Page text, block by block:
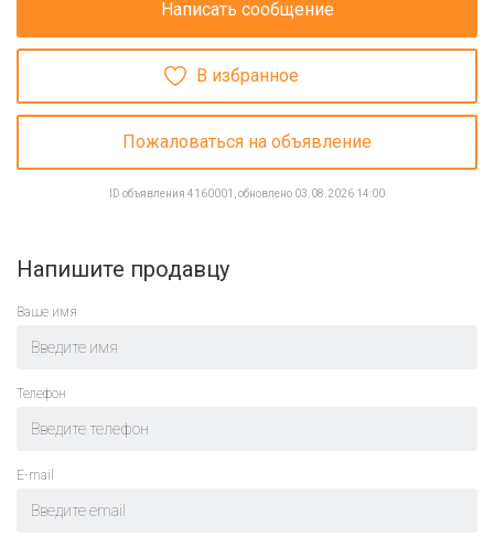
Написать сообщение
В избранное
Пожаловаться на объявление
ID объявления 4160001, обновлено 03.08.2026 14:00
Напишите продавцу
Ваше имя
Телефон
E-mail